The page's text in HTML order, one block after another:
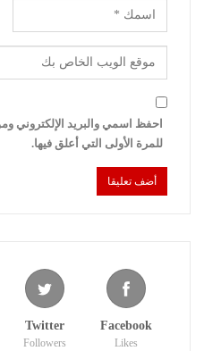
احفظ اسمي والبريد الإلكتروني
للمرة الأولى التي أعلق فيها.
Facebook
Likes
Twitter
Followers